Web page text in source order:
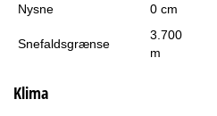
Nysne
0 cm
Snefaldsgrænse
3.700
m
Klima